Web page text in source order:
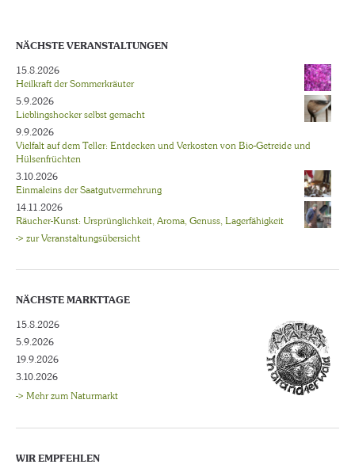
NÄCHSTE VERANSTALTUNGEN
15.8.2026
Heilkraft der Sommerkräuter
5.9.2026
Lieblingshocker selbst gemacht
9.9.2026
Vielfalt auf dem Teller: Entdecken und Verkosten von Bio-Getreide und
Hülsenfrüchten
3.10.2026
Einmaleins der Saatgutvermehrung
14.11.2026
Räucher-Kunst: Ursprünglichkeit, Aroma, Genuss, Lagerfähigkeit
-> zur Veranstaltungsübersicht
NÄCHSTE MARKTTAGE
15.8.2026
5.9.2026
19.9.2026
3.10.2026
-> Mehr zum Naturmarkt
WIR EMPFEHLEN